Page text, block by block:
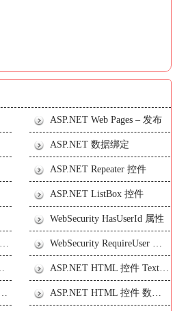
ASP.NET Web Pages – 发布
ASP.NET 数据绑定
ASP.NET Repeater 控件
ASP.NET ListBox 控件
WebSecurity HasUserId 属性